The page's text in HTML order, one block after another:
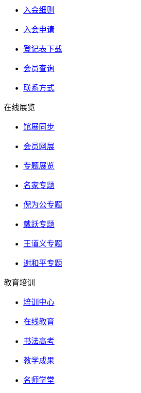
入会细则
入会申请
登记表下载
会员查询
联系方式
在线展览
馆展同步
会员网展
专题展览
名家专题
倪为公专题
戴跃专题
王道义专题
谢和平专题
教育培训
培训中心
在线教育
书法高考
教学成果
名师学堂